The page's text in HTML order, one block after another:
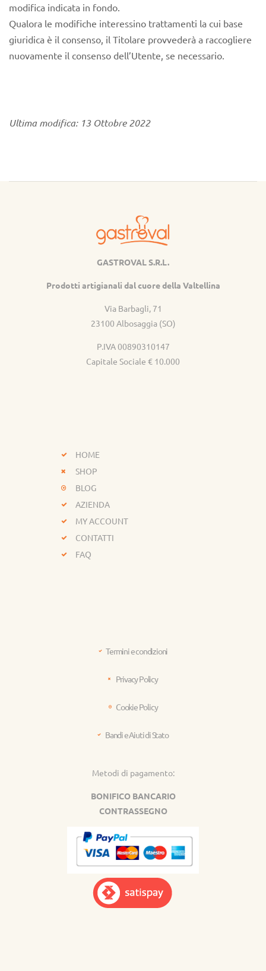
modifica indicata in fondo.
Qualora le modifiche interessino trattamenti la cui base
giuridica è il consenso, il Titolare provvederà a raccogliere
nuovamente il consenso dell’Utente, se necessario.
Ultima modifica: 13 Ottobre 2022
GASTROVAL S.R.L.
Prodotti artigianali dal cuore della Valtellina
Via Barbagli, 71
23100 Albosaggia (SO)
P.IVA 00890310147
Capitale Sociale € 10.000
HOME
SHOP
BLOG
AZIENDA
MY ACCOUNT
CONTATTI
FAQ
Termini e condizioni
Privacy Policy
Cookie Policy
Bandi e Aiuti di Stato
Metodi di pagamento:
BONIFICO BANCARIO
CONTRASSEGNO